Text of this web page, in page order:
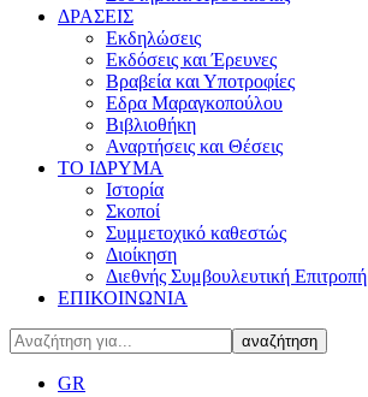
ΔΡΑΣΕΙΣ
Εκδηλώσεις
Εκδόσεις και Έρευνες
Βραβεία και Υποτροφίες
Εδρα Μαραγκοπούλου
Βιβλιοθήκη
Αναρτήσεις και Θέσεις
ΤΟ ΙΔΡΥΜΑ
Ιστορία
Σκοποί
Συμμετοχικό καθεστώς
Διοίκηση
Διεθνής Συμβουλευτική Επιτροπή
ΕΠΙΚΟΙΝΩΝΙΑ
GR